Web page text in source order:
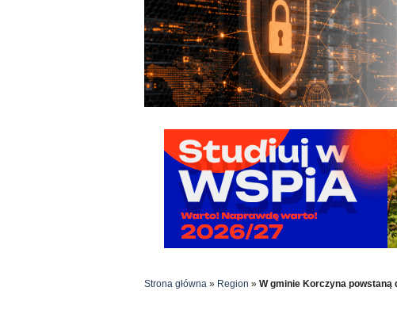
Strona główna » Region » W gminie Korczyna